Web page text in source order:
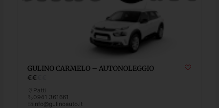
GULINO CARMELO – AUTONOLEGGIO
€€
Patti
0941 361661
info@gulinoauto.it